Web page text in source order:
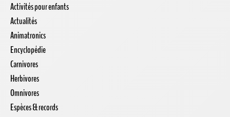
Activités pour enfants
Actualités
Animatronics
Encyclopédie
Carnivores
Herbivores
Omnivores
Espèces & records